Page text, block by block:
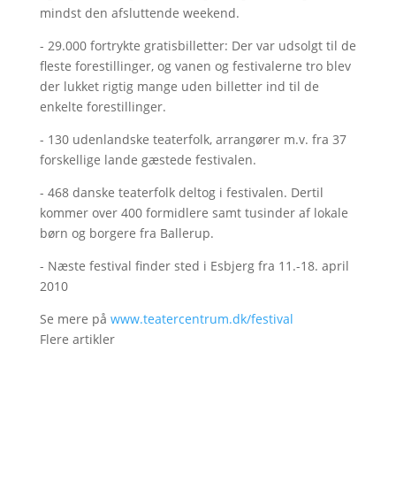
mindst den afsluttende weekend.
- 29.000 fortrykte gratisbilletter: Der var udsolgt til de
fleste forestillinger, og vanen og festivalerne tro blev
der lukket rigtig mange uden billetter ind til de
enkelte forestillinger.
- 130 udenlandske teaterfolk, arrangører m.v. fra 37
forskellige lande gæstede festivalen.
- 468 danske teaterfolk deltog i festivalen. Dertil
kommer over 400 formidlere samt tusinder af lokale
børn og borgere fra Ballerup.
- Næste festival finder sted i Esbjerg fra 11.-18. april
2010
Se mere på www.teatercentrum.dk/festival
Flere artikler